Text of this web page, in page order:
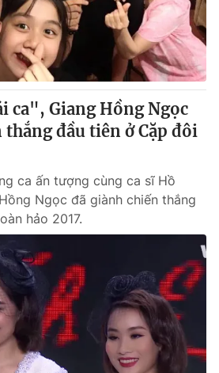
ca", Giang Hồng Ngọc
đầu tiên ở Cặp đôi
ca ấn tượng cùng ca sĩ Hồ
Ngọc đã giành chiến thắng
hảo 2017.